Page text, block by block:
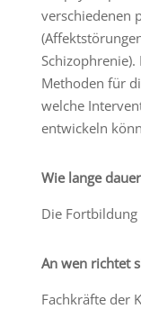
verschiedenen
Methoden für
welche
entwickeln
Wie lange
Die
An wen richtet
Fachkräfte der